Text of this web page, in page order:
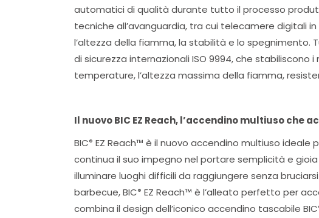
automatici di qualità durante tutto il processo
tecniche all’avanguardia, tra cui telecamere digitali
l’altezza della fiamma, la stabilità e lo spegnimento.
di sicurezza internazionali ISO 9994, che
temperature, l’altezza massima della fiamma,
Il nuovo BIC EZ Reach, l’accendino multiuso che
BIC® EZ Reach™ è il nuovo accendino multiuso ideale
continua il suo impegno nel portare semplicità e
illuminare luoghi difficili da raggiungere senza
barbecue, BIC® EZ Reach™ è l’alleato perfetto per
combina il design dell’iconico accendino tascabile BIC